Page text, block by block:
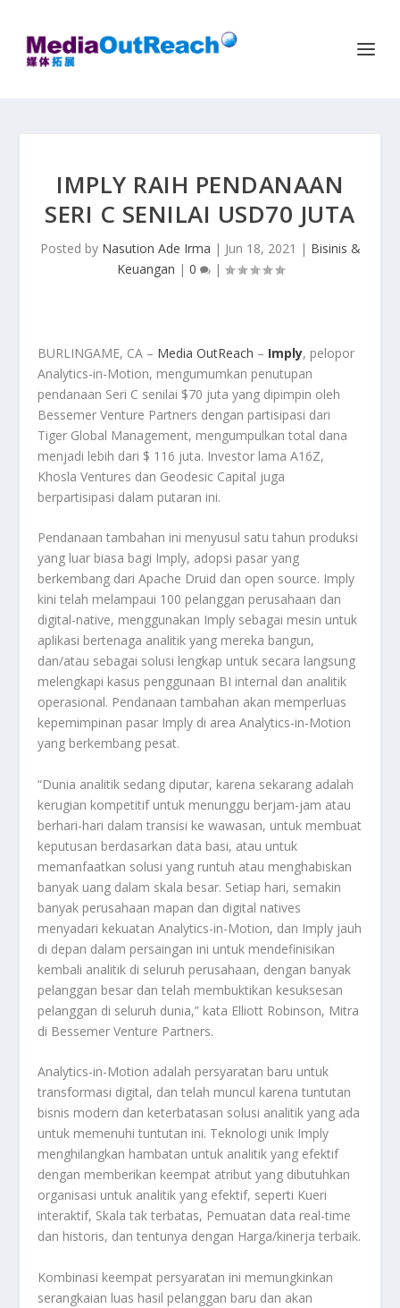
IMPLY RAIH PENDANAAN
SERI C SENILAI USD70 JUTA
Posted by Nasution Ade Irma | Jun 18, 2021 | Bisinis &
Keuangan | 0 |
BURLINGAME, CA – Media OutReach – Imply, pelopor
Analytics-in-Motion, mengumumkan penutupan
pendanaan Seri C senilai $70 juta yang dipimpin oleh
Bessemer Venture Partners dengan partisipasi dari
Tiger Global Management, mengumpulkan total dana
menjadi lebih dari $ 116 juta. Investor lama A16Z,
Khosla Ventures dan Geodesic Capital juga
berpartisipasi dalam putaran ini.
Pendanaan tambahan ini menyusul satu tahun produksi
yang luar biasa bagi Imply, adopsi pasar yang
berkembang dari Apache Druid dan open source. Imply
kini telah melampaui 100 pelanggan perusahaan dan
digital-native, menggunakan Imply sebagai mesin untuk
aplikasi bertenaga analitik yang mereka bangun,
dan/atau sebagai solusi lengkap untuk secara langsung
melengkapi kasus penggunaan BI internal dan analitik
operasional. Pendanaan tambahan akan memperluas
kepemimpinan pasar Imply di area Analytics-in-Motion
yang berkembang pesat.
“Dunia analitik sedang diputar, karena sekarang adalah
kerugian kompetitif untuk menunggu berjam-jam atau
berhari-hari dalam transisi ke wawasan, untuk membuat
keputusan berdasarkan data basi, atau untuk
memanfaatkan solusi yang runtuh atau menghabiskan
banyak uang dalam skala besar. Setiap hari, semakin
banyak perusahaan mapan dan digital natives
menyadari kekuatan Analytics-in-Motion, dan Imply jauh
di depan dalam persaingan ini untuk mendefinisikan
kembali analitik di seluruh perusahaan, dengan banyak
pelanggan besar dan telah membuktikan kesuksesan
pelanggan di seluruh dunia,” kata Elliott Robinson, Mitra
di Bessemer Venture Partners.
Analytics-in-Motion adalah persyaratan baru untuk
transformasi digital, dan telah muncul karena tuntutan
bisnis modern dan keterbatasan solusi analitik yang ada
untuk memenuhi tuntutan ini. Teknologi unik Imply
menghilangkan hambatan untuk analitik yang efektif
dengan memberikan keempat atribut yang dibutuhkan
organisasi untuk analitik yang efektif, seperti Kueri
interaktif, Skala tak terbatas, Pemuatan data real-time
dan historis, dan tentunya dengan Harga/kinerja terbaik.
Kombinasi keempat persyaratan ini memungkinkan
serangkaian luas hasil pelanggan baru dan akan